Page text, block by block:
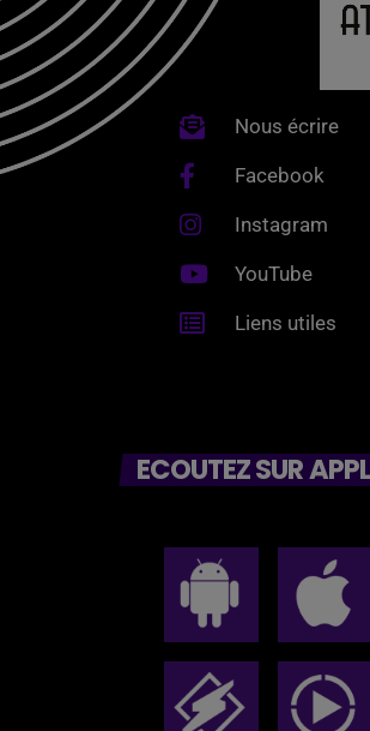
Nous écrire
Facebook
Instagram
YouTube
Liens utiles
ECOUTEZ SUR